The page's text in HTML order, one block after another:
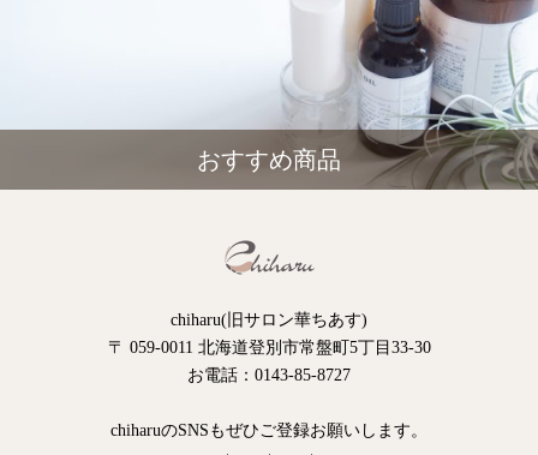
おすすめ商品
chiharu(旧サロン華ちあす)
〒 059-0011 北海道登別市常盤町5丁目33-30
お電話：0143-85-8727
chiharuのSNSもぜひご登録お願いします。